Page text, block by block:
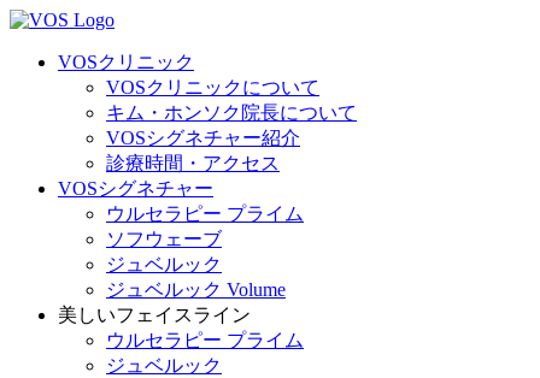
VOSクリニック
VOSクリニックについて
キム・ホンソク院長について
VOSシグネチャー紹介
診療時間・アクセス
VOSシグネチャー
ウルセラピー プライム
ソフウェーブ
ジュベルック
ジュベルック Volume
美しいフェイスライン
ウルセラピー プライム
ジュベルック